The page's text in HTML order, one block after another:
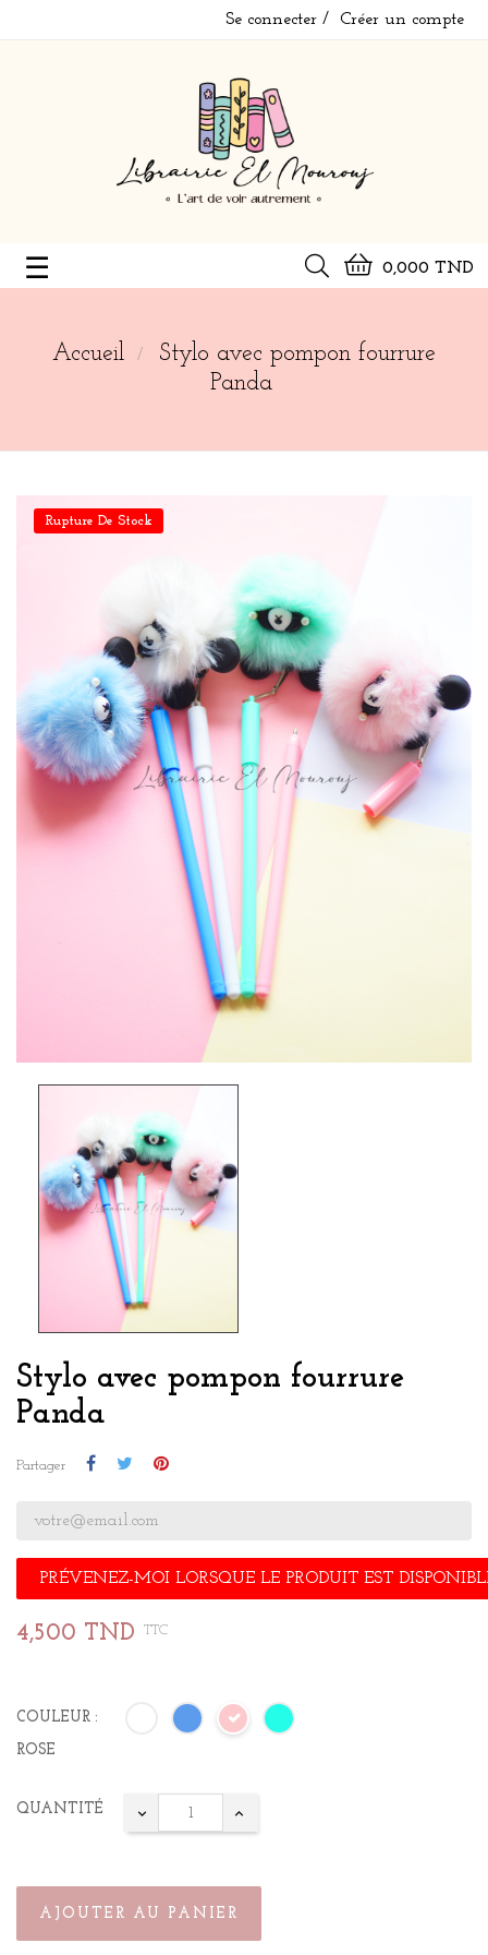
Se connecter Créer un compte
0,000 TND
Basculer
☰
Accueil
Stylo avec pompon fourrure
Panda
Rupture De Stock
Stylo avec pompon fourrure
Panda
Partager
PRÉVENEZ-MOI LORSQUE LE PRODUIT EST
4,500 TND TTC
COULEUR :
ROSE
QUANTITÉ
AJOUTER AU PANIER